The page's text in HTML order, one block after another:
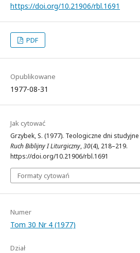
https://doi.org/10.21906/rbl.1691
PDF
Opublikowane
1977-08-31
Jak cytować
Grzybek, S. (1977). Teologiczne dni
Ruch Biblijny I Liturgiczny,30(4), 218–219.
https://doi.org/10.21906/rbl.1691
Formaty cytowań
Numer
Tom 30 Nr 4 (1977)
Dział